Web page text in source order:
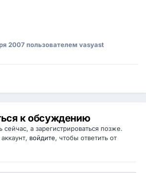
2007 пользователем vasyast
к обсуждению
а зарегистрироваться позже.
войдите, чтобы ответить от